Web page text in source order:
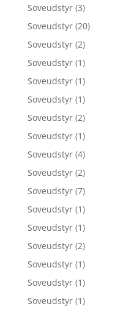
Soveudstyr (3)
Soveudstyr (20)
Soveudstyr (2)
Soveudstyr (1)
Soveudstyr (1)
Soveudstyr (1)
Soveudstyr (2)
Soveudstyr (1)
Soveudstyr (4)
Soveudstyr (2)
Soveudstyr (7)
Soveudstyr (1)
Soveudstyr (1)
Soveudstyr (2)
Soveudstyr (1)
Soveudstyr (1)
Soveudstyr (1)